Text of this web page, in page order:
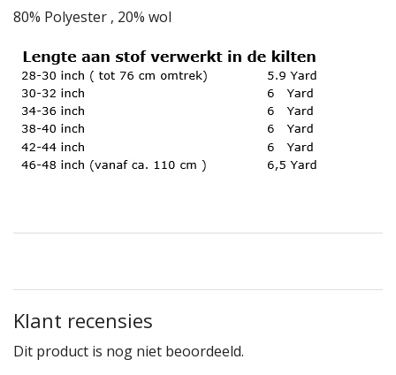
80% Polyester , 20% wol
Klant recensies
Dit product is nog niet beoordeeld.